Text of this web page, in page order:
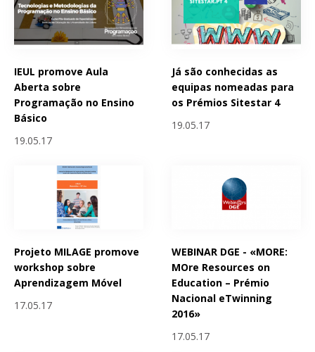
IEUL promove Aula
Aberta sobre
Programação no Ensino
Básico
19.05.17
Já são conhecidas as
equipas nomeadas para
os Prémios Sitestar 4
19.05.17
Projeto MILAGE promove
workshop sobre
Aprendizagem Móvel
17.05.17
WEBINAR DGE - «MORE:
MOre Resources on
Education – Prémio
Nacional eTwinning
2016»
17.05.17